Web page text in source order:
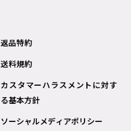
返品特約
送料規約
カスタマーハラスメントに対す
る基本方針
ソーシャルメディアポリシー